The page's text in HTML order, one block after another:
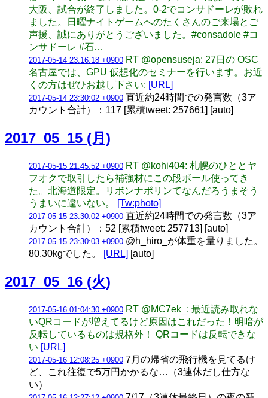
大阪、試合が終了しました。0-2でコンサドーレが敗れ
ました。日曜ナイトゲームへのたくさんのご来場とご
声援、誠にありがとうございました。#consadole #コ
ンサドーレ #石…
2017-05-14 23:16:18 +0900 RT @opensuseja: 27日の OSC
名古屋では、GPU 仮想化のセミナーを行います。お近
くの方はぜひお越し下さい: [URL]
2017-05-14 23:30:02 +0900 直近約24時間での発言数（3ア
カウント合計）：117 [累積tweet: 257661] [auto]
2017_05_15 (月)
2017-05-15 21:45:52 +0900 RT @kohi404: 札幌のひととヤ
フオクで取引したら補強材にこの段ボール使ってき
た。北海道限定。リボンナポリンてなんだろうまそう
うまいに違いない。
[Tw:photo]
2017-05-15 23:30:02 +0900 直近約24時間での発言数（3ア
カウント合計）：52 [累積tweet: 257713] [auto]
2017-05-15 23:30:03 +0900 @h_hiro_が体重を量りました。
80.30kgでした。
[URL] [auto]
2017_05_16 (火)
2017-05-16 01:04:30 +0900 RT @MC7ek_: 最近読み取れな
いQRコードが増えてるけど原因はこれだった！明暗が
反転しているものは規格外！ QRコードは反転できな
い [URL]
2017-05-16 12:08:25 +0900 7月の帰省の飛行機を見てるけ
ど、これ往復で5万円かかるな…（3連休だし仕方な
い）